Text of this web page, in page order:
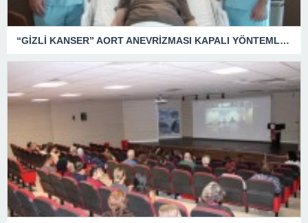
“GİZLİ KANSER” AORT ANEVRİZMASI KAPALI YÖNTEMLE TEDAVİ EDİLDİ